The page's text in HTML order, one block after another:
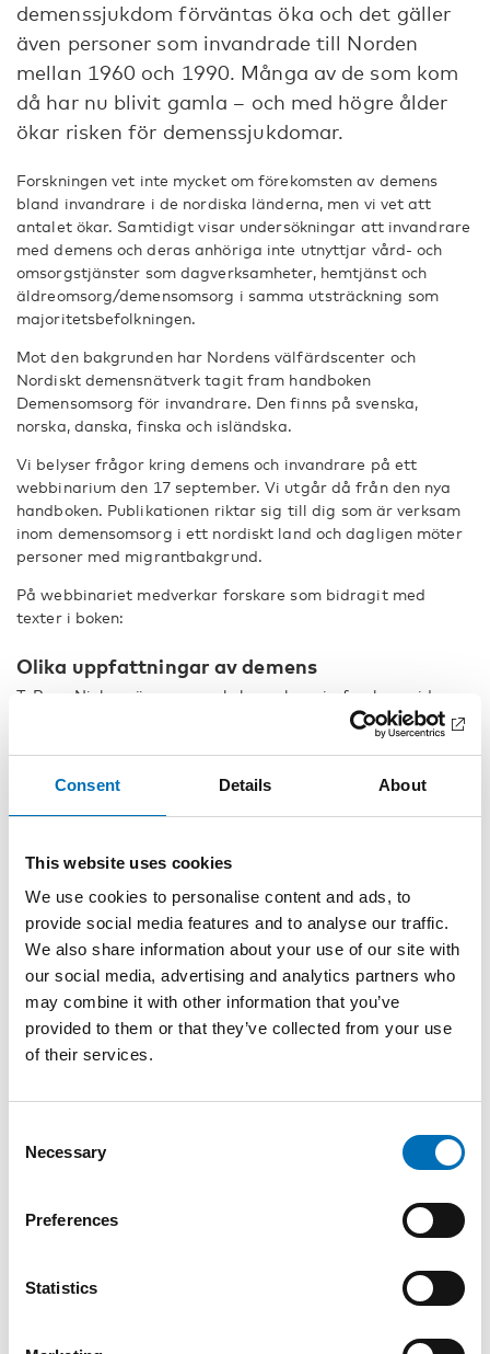
Consent Details About
This website uses cookies
We use cookies to personalise content and ads, to
provide social media features and to analyse our traffic.
We also share information about your use of our site with
our social media, advertising and analytics partners who
may combine it with other information that you’ve
provided to them or that they’ve collected from your use
of their services.
Selection
Necessary
Preferences
Statistics
demenssjukdom förväntas öka och det gäller
även personer som invandrade till Norden
mellan 1960 och 1990. Många av de som kom
då har nu blivit gamla – och med högre ålder
ökar risken för demenssjukdomar.
Forskningen vet inte mycket om förekomsten av demens
bland invandrare i de nordiska länderna, men vi vet att
antalet ökar. Samtidigt visar undersökningar att invandrare
med demens och deras anhöriga inte utnyttjar vård- och
omsorgstjänster som dagverksamheter, hemtjänst och
äldreomsorg/demensomsorg i samma utsträckning som
majoritetsbefolkningen.
Mot den bakgrunden har Nordens välfärdscenter och
Nordiskt demensnätverk tagit fram handboken
Demensomsorg för invandrare. Den finns på svenska,
norska, danska, finska och isländska.
Vi belyser frågor kring demens och invandrare på ett
webbinarium den 17 september. Vi utgår då från den nya
handboken. Publikationen riktar sig till dig som är verksam
inom demensomsorg i ett nordiskt land och dagligen möter
personer med migrantbakgrund.
På webbinariet medverkar forskare som bidragit med
texter i boken:
Olika uppfattningar av demens
T. Rune Nielsen är neuropsykolog och seniorforskare vid
Nationalt Videnscenter for Demens i Danmark. I sin
forskning har han fokuserat på tvärkulturell neuropsykologi
har han utvecklat metoder för tvärkulturell kognitiv testning
Kommunikation när man inte har ett
gemensamt språk
Anne Marie Dalby Landmark, har en postdoktoral tjänst vid
MultiLing, centret för flerspråkighet vid Universitetet i Oslo,
Norge. Hon forskar i hälsokommunikation och har under de
senaste åren fokuserat på kommunikation med äldre
invandrare med demens.
Reidun Ingebretsen, är psykolog och knuten till
Velferdsforskningsinstituttet NOVA Oslomet, Norge. I sin
och familjeperspektiv. De senaste åren också med fokus på
invandrares situation, betydelsen av kulturförståelse och
Tid: torsdagen 17 september kl. 13.00-14.00 (Sverige) 14.00-